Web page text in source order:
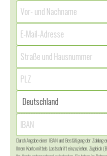
Durch Angabe einer IBAN und Bestätigung der
Ihrem Konto mittels Lastschrift einzuziehen. Zugleich